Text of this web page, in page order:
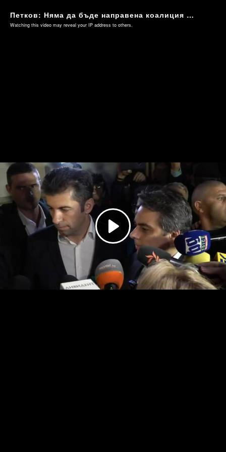
Петков: Няма да бъде направена коалиция с ГЕРБ и ДПС
Watching this video may reveal your IP address to others.
Play
Video